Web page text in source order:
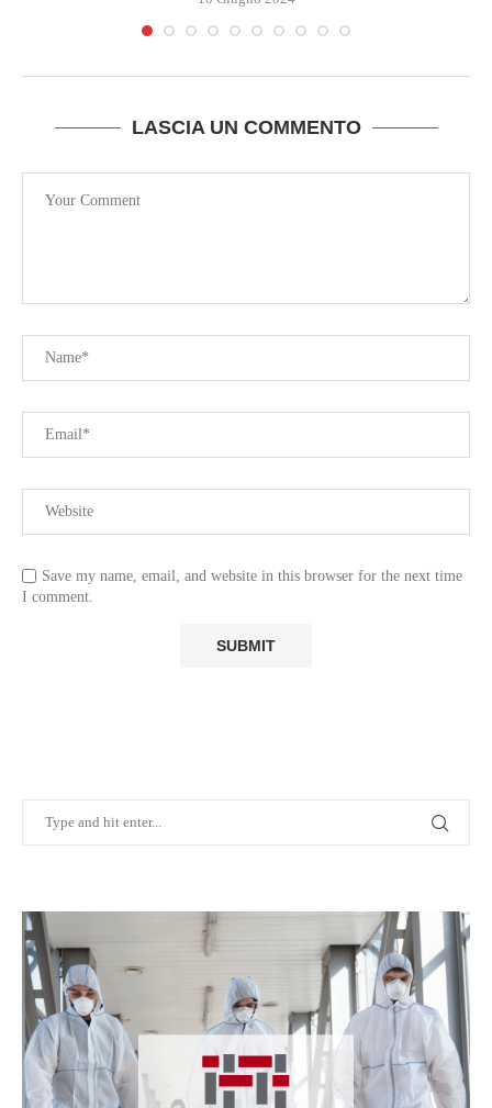
LASCIA UN COMMENTO
Save my name, email, and website in this browser for the next time
I comment.